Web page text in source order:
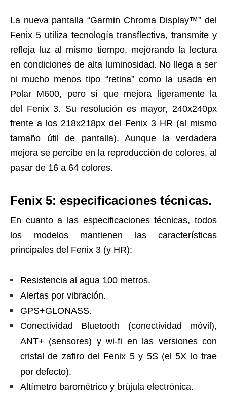
La nueva pantalla “Garmin Chroma Display™” del
Fenix 5 utiliza tecnología transflectiva, transmite y
refleja luz al mismo tiempo, mejorando la lectura
en condiciones de alta luminosidad. No llega a ser
ni mucho menos tipo “retina” como la usada en
Polar M600, pero sí que mejora ligeramente la
del Fenix 3. Su resolución es mayor, 240x240px
frente a los 218x218px del Fenix 3 HR (al mismo
tamaño útil de pantalla). Aunque la verdadera
mejora se percibe en la reproducción de colores, al
pasar de 16 a 64 colores.
Fenix 5: especificaciones técnicas.
En cuanto a las especificaciones técnicas, todos
los modelos mantienen las características
principales del Fenix 3 (y HR):
Resistencia al agua 100 metros.
Alertas por vibración.
GPS+GLONASS.
Conectividad Bluetooth (conectividad móvil),
ANT+ (sensores) y wi-fi en las versiones con
cristal de zafiro del Fenix 5 y 5S (el 5X lo trae
por defecto).
Altímetro barométrico y brújula electrónica.